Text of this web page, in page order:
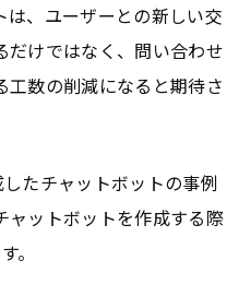
、ユーザーとの新しい交
だけではなく、問い合わせ
数の削減になると期待さ
たチャットボットの事例
ャットボットを作成する際
。